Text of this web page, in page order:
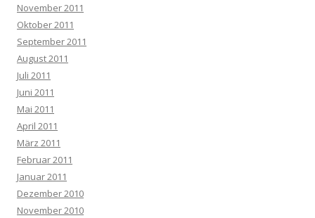
November 2011
Oktober 2011
September 2011
August 2011
Juli 2011
Juni 2011
Mai 2011
April 2011
März 2011
Februar 2011
Januar 2011
Dezember 2010
November 2010